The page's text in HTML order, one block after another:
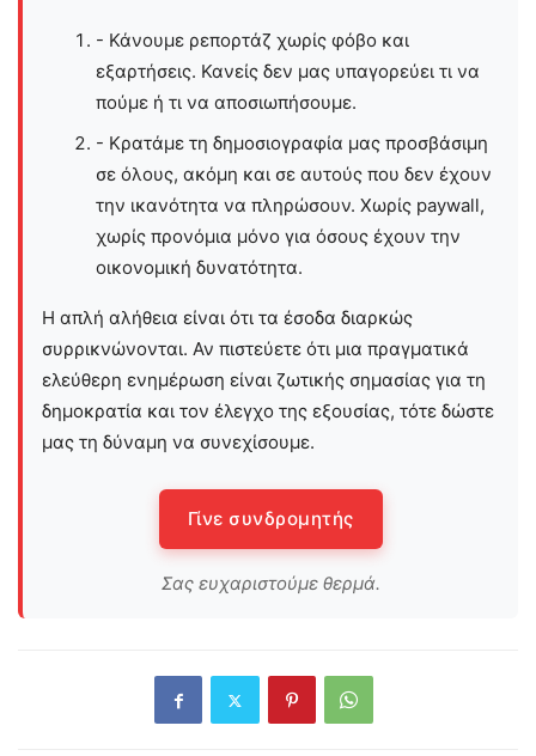
- Κάνουμε ρεπορτάζ χωρίς φόβο και
εξαρτήσεις. Κανείς δεν μας υπαγορεύει τι να
πούμε ή τι να αποσιωπήσουμε.
- Κρατάμε τη δημοσιογραφία μας προσβάσιμη
σε όλους, ακόμη και σε αυτούς που δεν έχουν
την ικανότητα να πληρώσουν. Χωρίς paywall,
χωρίς προνόμια μόνο για όσους έχουν την
οικονομική δυνατότητα.
Η απλή αλήθεια είναι ότι τα έσοδα διαρκώς
συρρικνώνονται. Αν πιστεύετε ότι μια πραγματικά
ελεύθερη ενημέρωση είναι ζωτικής σημασίας για τη
δημοκρατία και τον έλεγχο της εξουσίας, τότε δώστε
μας τη δύναμη να συνεχίσουμε.
Γίνε συνδρομητής
Σας ευχαριστούμε θερμά.